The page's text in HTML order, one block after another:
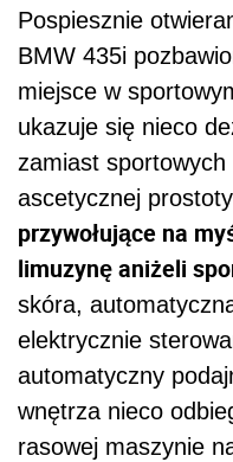
Pospiesznie
BMW 435i
miejsce w
ukazuje się nieco
zamiast sportowych
ascetycznej
przywołujące na
limuzynę aniżeli
skóra,
elektrycznie
automatyczny
wnętrza nieco
rasowej maszynie